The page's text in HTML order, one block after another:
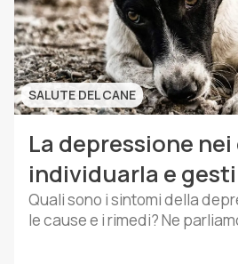
SALUTE DEL CANE
La depressione
individuarla e
Quali sono i sintomi della
le cause e i rimedi? Ne